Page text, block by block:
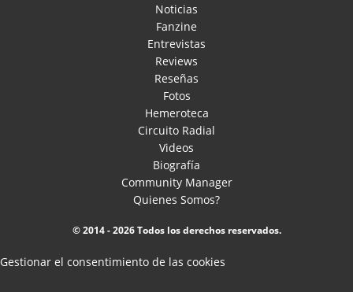
Noticias
Fanzine
Entrevistas
Reviews
Reseñas
Fotos
Hemeroteca
Circuito Radial
Videos
Biografía
Community Manager
Quienes Somos?
© 2014 - 2026 Todos los derechos reservados.
Gestionar el consentimiento de las cookies